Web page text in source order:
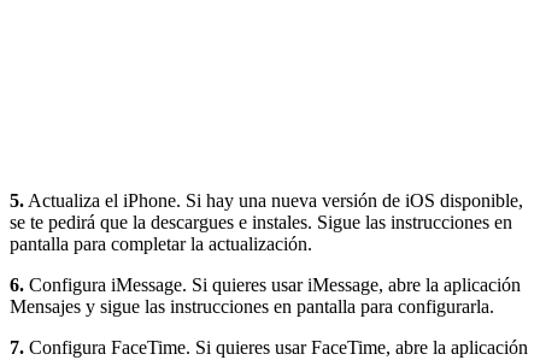
5. Actualiza el iPhone. Si hay una nueva versión de iOS disponible,
se te pedirá que la descargues e instales. Sigue las instrucciones en
pantalla para completar la actualización.
6. Configura iMessage. Si quieres usar iMessage, abre la aplicación
Mensajes y sigue las instrucciones en pantalla para configurarla.
7. Configura FaceTime. Si quieres usar FaceTime, abre la aplicación